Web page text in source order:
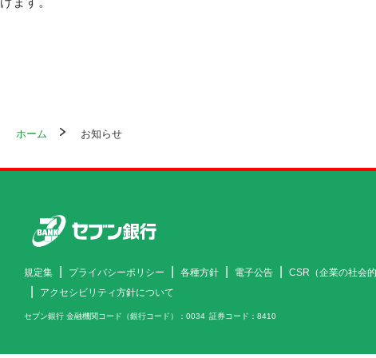
ホーム お知らせ
規定集 プライバシーポリシー 各種方針 電子公告 CSR（企業の社会
アクセシビリティ方針について
セブン銀行 金融機関コード（銀行コード） 0034 証券コード 8410